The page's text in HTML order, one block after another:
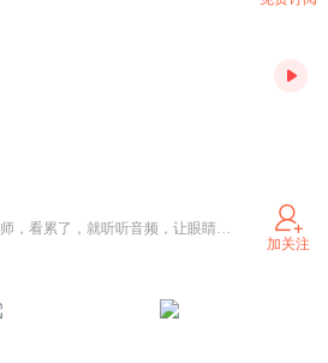
我是一名健康管理师，看累了，就听听音频，让眼睛休息一下。
加关注